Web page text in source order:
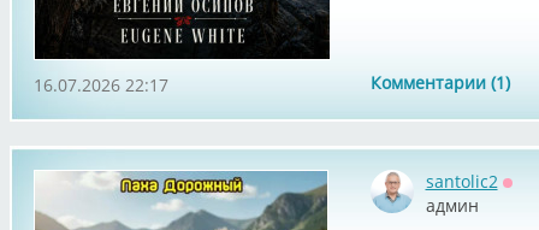
Комментарии (1)
16.07.2026 22:17
santolic2
админ